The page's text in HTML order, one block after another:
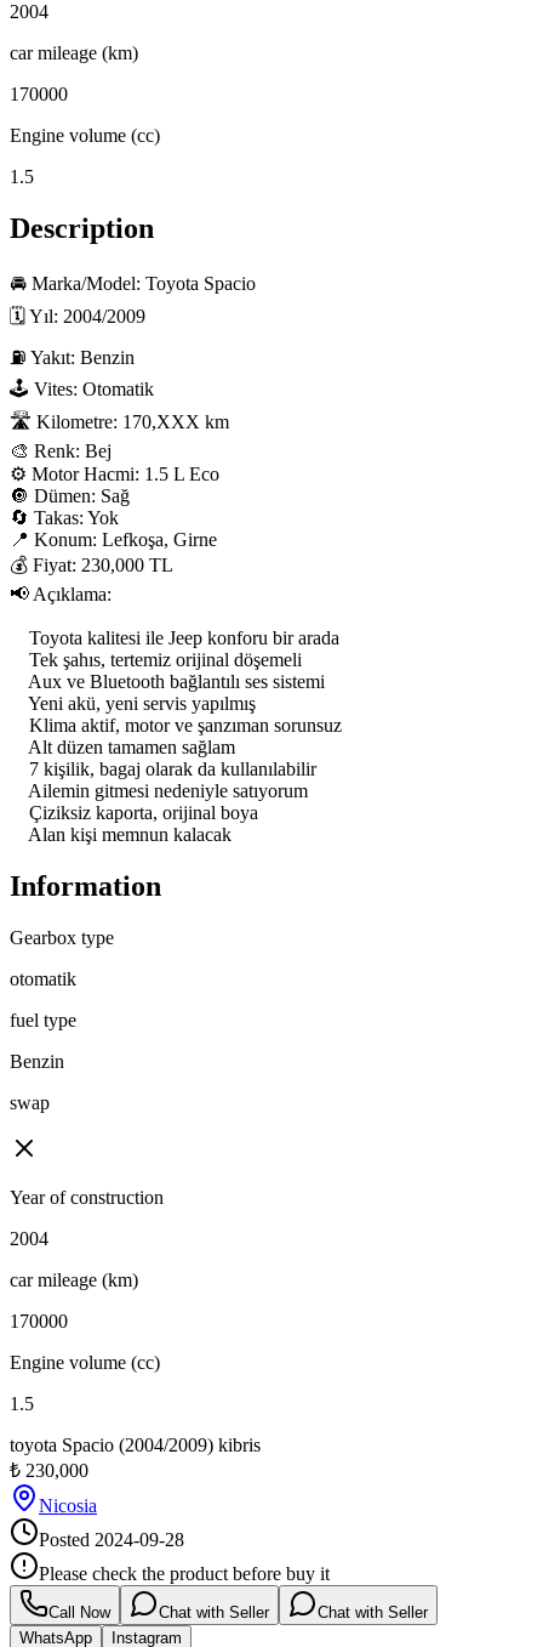
2004
car mileage (km)
170000
Engine volume (cc)
1.5
Description
🚘 Marka/Model: Toyota Spacio
🗓 Yıl: 2004/2009
⛽ Yakıt: Benzin
🕹 Vites: Otomatik
🛣 Kilometre: 170,XXX km
🎨 Renk: Bej
⚙️ Motor Hacmi: 1.5 L Eco
🔘 Dümen: Sağ
🔄 Takas: Yok
📍 Konum: Lefkoşa, Girne
💰 Fiyat: 230,000 TL
📢 Açıklama:
    Toyota kalitesi ile Jeep konforu bir arada
    Tek şahıs, tertemiz orijinal döşemeli
    Aux ve Bluetooth bağlantılı ses sistemi
    Yeni akü, yeni servis yapılmış
    Klima aktif, motor ve şanzıman sorunsuz
    Alt düzen tamamen sağlam
    7 kişilik, bagaj olarak da kullanılabilir
    Ailemin gitmesi nedeniyle satıyorum
    Çiziksiz kaporta, orijinal boya
    Alan kişi memnun kalacak
Information
Gearbox type
otomatik
fuel type
Benzin
swap
Year of construction
2004
car mileage (km)
170000
Engine volume (cc)
1.5
toyota Spacio (2004/2009) kibris
₺ 230,000
Nicosia
Posted 2024-09-28
Please check the product before buy it
Call Now Chat with Seller
Chat with Seller
WhatsApp
Instagram